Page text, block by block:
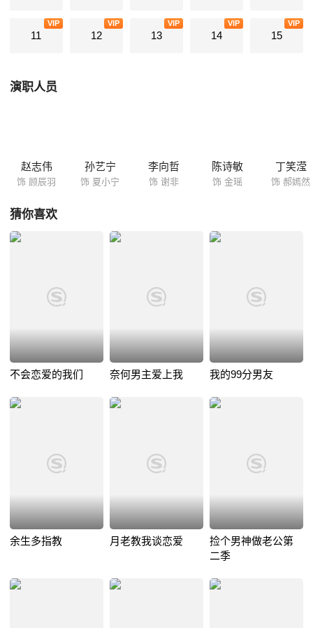
11
VIP
12
VIP
13
VIP
14
VIP
15
VIP
演职人员
赵志伟
饰 顾辰羽
孙艺宁
饰 夏小宁
李向哲
饰 谢非
陈诗敏
饰 金瑶
丁笑滢
饰 郝嫣然
猜你喜欢
不会恋爱的我们 奈何男主爱上我 我的99分男友
余生多指教 月老教我谈恋爱
捡个男神做老公第
二季